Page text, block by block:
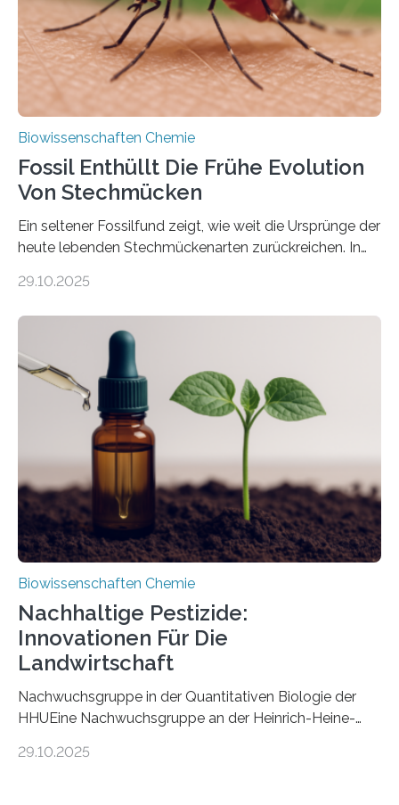
mit scheibenförmiger Gestalt. Was auffällig ist: Die
nächsten…
Biowissenschaften Chemie
Fossil Enthüllt Die Frühe Evolution
Von Stechmücken
Ein seltener Fossilfund zeigt, wie weit die Ursprünge der
heute lebenden Stechmückenarten zurückreichen. In
Forschende die bisher älteste bekannte Stechmücken-
Region Kachin in Myanmar und hat sich in
ausgezeichnetem Zustand erhalten. Es konnte als neue
Art einer neuen Gattung beschrieben werden und trägt
nun den Namen Cretosabethes primaevus. Dieser erste
fossile Nachweis einer Stechmückenlarve in Bernstein
stellt gleichzeitig den ersten Fossilfund einer
Mückenlarve aus dem Mesozoikum dar, denn…
29.10.2025
Biowissenschaften Chemie
Nachhaltige Pestizide:
Innovationen Für Die
Landwirtschaft
Nachwuchsgruppe in der Quantitativen Biologie der
HHUEine Nachwuchsgruppe an der Heinrich-Heine-
fünf Jahren erforschen, wie Bakterien auf
29.10.2025